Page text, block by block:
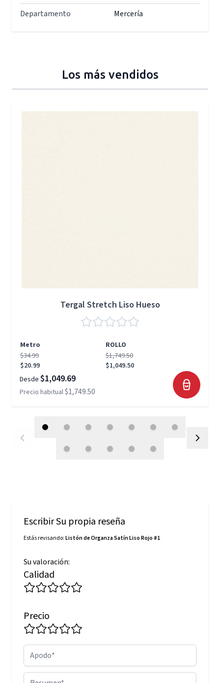
Departamento Mercería
Los más vendidos
Tergal Stretch Liso Hueso
Metro
ROLLO
$34.99
$20.99
$1,749.50
$1,049.50
Desde $1,049.69
Precio habitual$1,749.50
Escribir Su propia reseña
Estás revisando:Listón de Organza Satín Liso Rojo #1
Su valoración:
Calidad
Precio
Apodo
Resumen